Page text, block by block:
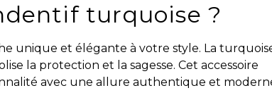
turquoise ?
unique et élégante à votre style. La
la protection et la sagesse. Cet accessoire
avec une allure authentique et